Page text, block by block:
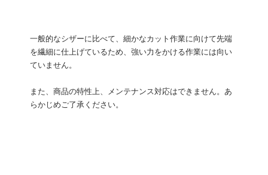
一般的なシザーに比べて、細かなカット作業に向けて先端
を繊細に仕上げているため、強い力をかける作業には向い
ていません。
また、商品の特性上、メンテナンス対応はできません。あ
らかじめご了承ください。